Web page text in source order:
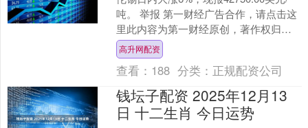
吨。 举报 第一财经广告合作，请点击这
里此内容为第一财经原创，著作权归第
一财经所有。未经第一财经书面授权，
不得以任何....
高升网配资
查看： 188 分类： 正规配资公司
钱坛子配资 2025年12月13
日 十二生肖 今日运势